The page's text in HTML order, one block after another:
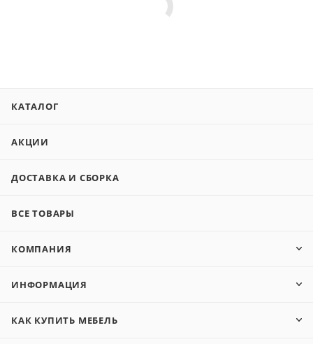
КАТАЛОГ
АКЦИИ
ДОСТАВКА И СБОРКА
ВСЕ ТОВАРЫ
КОМПАНИЯ
ИНФОРМАЦИЯ
КАК КУПИТЬ МЕБЕЛЬ